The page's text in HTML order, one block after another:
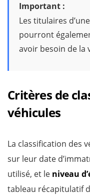
Important :
Les titulaires
pourront
avoir besoin de la
Critères de
véhicules
La classification des
sur leur date
utilisé, et le niveau
tableau récapitulatif